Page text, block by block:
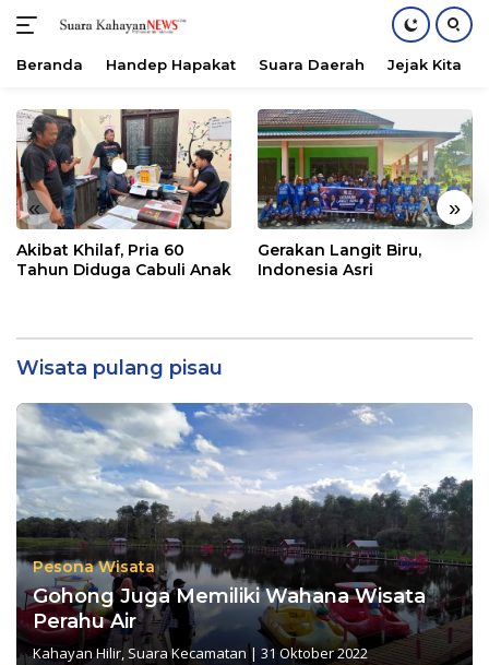
konten
Beranda Handep Hapakat Suara Daerah Jejak Kita
« »
Akibat Khilaf, Pria 60
Tahun Diduga Cabuli Anak
Gerakan Langit Biru,
Indonesia Asri
Wisata pulang pisau
Pesona Wisata
Gohong Juga Memiliki Wahana Wisata
Perahu Air
Kahayan Hilir, Suara Kecamatan | 31 Oktober 2022